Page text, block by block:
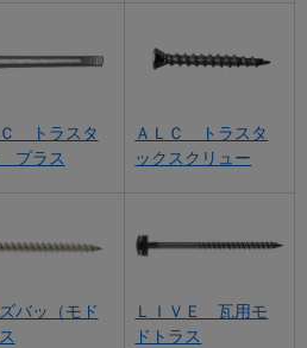
Ｃ トラスタ
プラス
ＡＬＣ トラスタ
ックスクリュー
バッ（モド
ＬＩＶＥ 瓦用モ
ドトラス